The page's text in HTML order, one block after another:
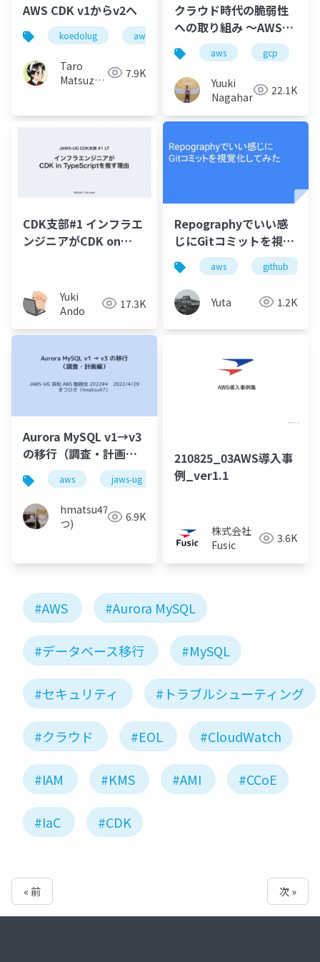
AWS CDK v1からv2へ
koedolug aws
Taro
Matsuzawa
7.9K
クラウド時代の脆弱性
への取り組み 〜AWS・
GCP編〜aws gcp
Yuuki
Nagahara
22.1K
CDK支部#1 インフラエ
ンジニアがCDK on
Yuki
Ando
17.3K
Repographyでいい感
じにGitコミットを視覚
化してみた
aws github
Yuta 1.2K
Aurora MySQL v1→v3
の移行（調査・計画
編）
aws jaws-ug aurora
hmatsu47(ま
つ)
6.9K
210825_03AWS導入事
例_ver1.1
株式会社
Fusic
3.6K
#AWS #Aurora MySQL
#データベース移行 #MySQL
#セキュリティ #トラブルシューティング
#クラウド #EOL #CloudWatch
#IAM #KMS #AMI #CCoE
#IaC #CDK
« 前 次 »